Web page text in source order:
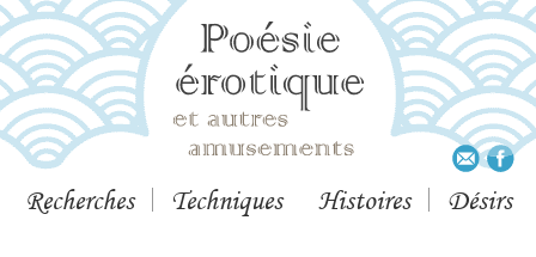
Recherches Techniques Histoires Désirs